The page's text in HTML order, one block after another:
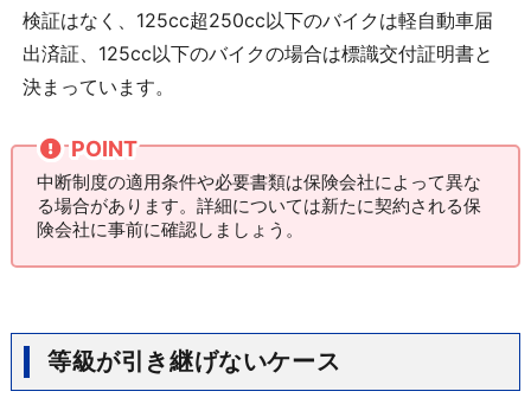
検証はなく、125cc超250cc以下のバイクは軽自動車届
出済証、125cc以下のバイクの場合は標識交付証明書と
決まっています。
POINT
中断制度の適用条件や必要書類は保険会社によって異な
る場合があります。詳細については新たに契約される保
険会社に事前に確認しましょう。
等級が引き継げないケース